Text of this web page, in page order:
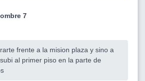
7
frente a la mision plaza y sino a
al primer piso en la parte de